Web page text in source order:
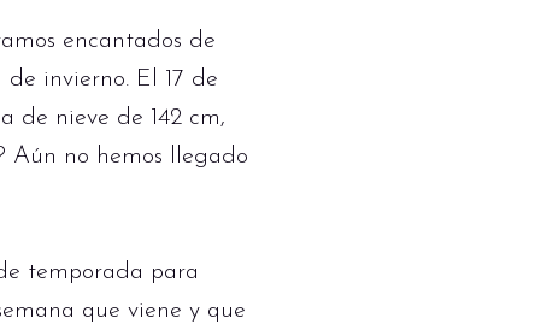
encantados de
invierno. El 17 de
de nieve de 142 cm,
Aún no hemos llegado
temporada para
que viene y que